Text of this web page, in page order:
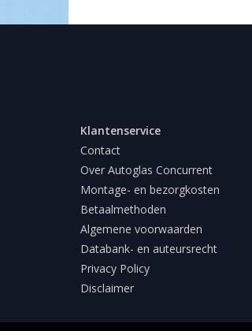
Klantenservice
Contact
Over Autoglas Concurrent
Montage- en bezorgkosten
Betaalmethoden
Algemene voorwaarden
Databank- en auteursrecht
Privacy Policy
Disclaimer